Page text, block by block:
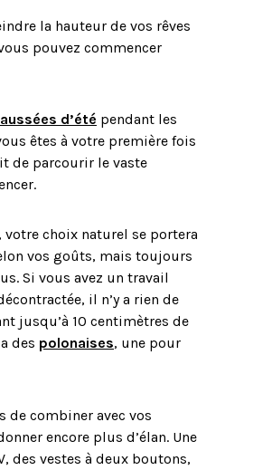
la hauteur de vos rêves
pouvez commencer
d’été pendant les
êtes à votre première fois
de parcourir le vaste
choix naturel se portera
vos goûts, mais toujours
Si vous avez un travail
il n’y a rien de
jusqu’à 10 centimètres de
des polonaises, une pour
de combiner avec vos
encore plus d’élan. Une
des vestes à deux boutons,